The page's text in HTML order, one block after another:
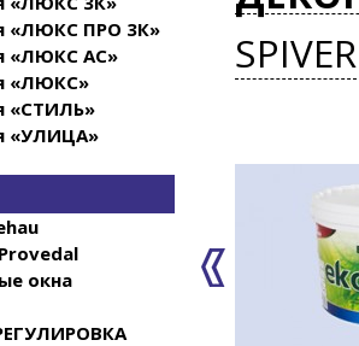
«ЛЮКС ПРО 3К»
«ЛЮКС АС»
«ЛЮКС»
«СТИЛЬ»
«УЛИЦА»
окна
SPIVER